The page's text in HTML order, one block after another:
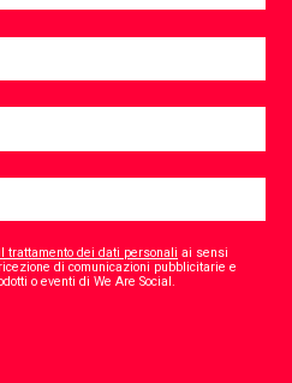
trattamento dei dati personali ai sensi
di comunicazioni pubblicitarie e
o eventi di We Are Social.